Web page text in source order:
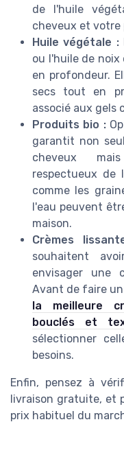
de l'huile
cheveux et votre
Huile végétale :
ou l'huile de noix
en profondeur.
secs tout en
associé aux gels
Produits bio :
garantit non
cheveux
respectueux de
comme les
l'eau peuvent
maison.
Crèmes
souhaitent
envisager une
Avant de faire
la meilleure
bouclés et
sélectionner
besoins.
Enfin, pensez à
livraison gratuite, et
prix habituel du